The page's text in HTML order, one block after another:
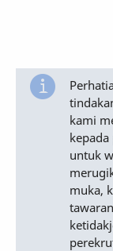
kami
untuk
muka,